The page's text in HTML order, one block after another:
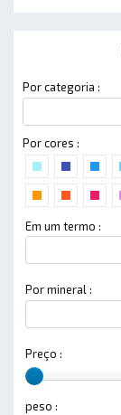
Por categoria :
Por cores :
Em um termo :
Por mineral :
Preço :
peso :